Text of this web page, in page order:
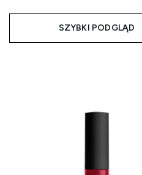
SZYBKI PODGLĄD